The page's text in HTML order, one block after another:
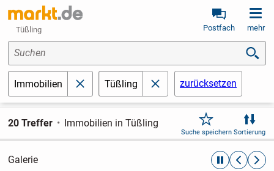
Tüßling Postfach mehr
Suchen
Immobilien schließenTüßling schließenzurücksetzen
20 Treffer Immobilien in Tüßling
Suche speichern Sortierung
Galerie automatische